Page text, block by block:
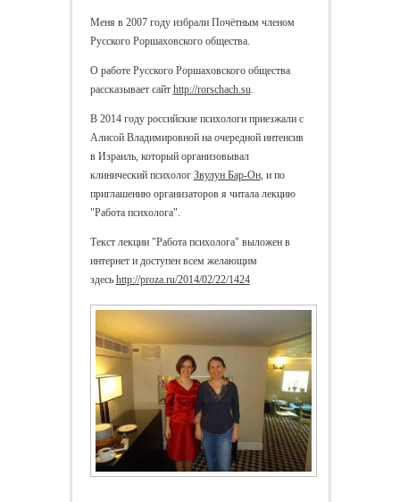
Меня в 2007 году избрали Почётным членом
Русского Роршаховского общества.
О работе Русского Роршаховского общества
рассказывает сайт http://rorschach.su
В 2014 году российские психологи приезжали с
Алисой Владимировной на очередной интенсив
в Израиль, который организовывал
клинический психолог Звулун Бар-Он, и по
приглашению организаторов я читала лекцию
"Работа психолога".
Текст лекции "Работа психолога" выложен в
интернет и доступен всем желающим
здесь http://proza.ru/2014/02/22/1424